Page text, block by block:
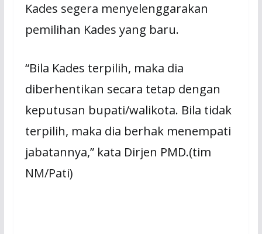
Kades segera menyelenggarakan
pemilihan Kades yang baru.
“Bila Kades terpilih, maka dia
diberhentikan secara tetap dengan
keputusan bupati/walikota. Bila tidak
terpilih, maka dia berhak menempati
jabatannya,” kata Dirjen PMD.(tim
NM/Pati)